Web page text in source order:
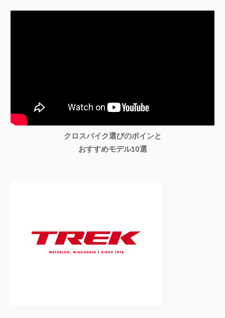
クロスバイク選びのポインと
おすすめモデル10選